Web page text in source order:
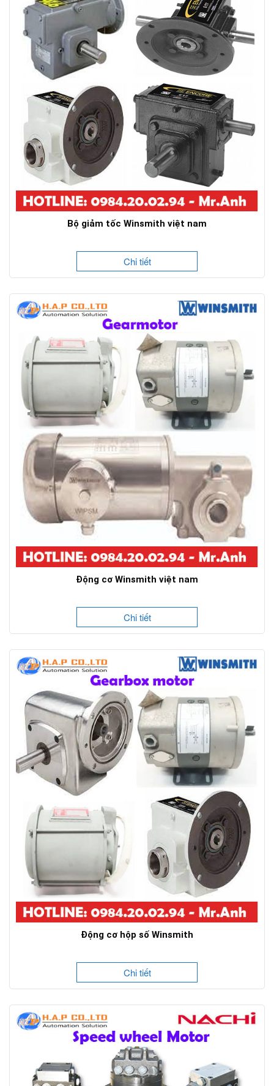
Bộ giảm tốc Winsmith việt nam
Chi tiết
Động cơ Winsmith việt nam
Chi tiết
Động cơ hộp số Winsmith
Chi tiết